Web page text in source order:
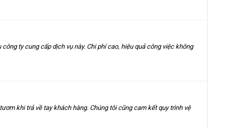
ty cung cấp dịch vụ này. Chi phí cao, hiệu quả công việc không
khi trả về tay khách hàng. Chúng tôi cũng cam kết quy trình vệ